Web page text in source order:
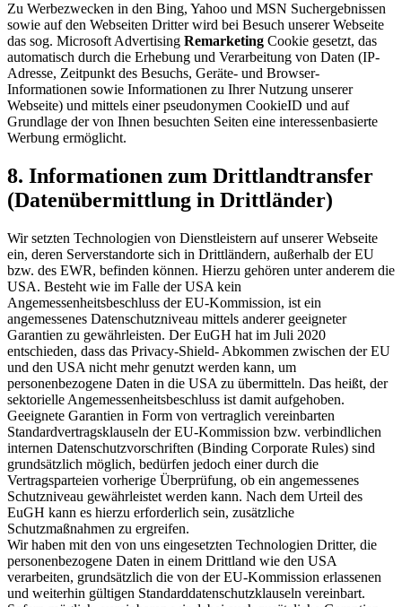
Zu Werbezwecken in den Bing, Yahoo und MSN Suchergebnissen
sowie auf den Webseiten Dritter wird bei Besuch unserer Webseite
das sog. Microsoft Advertising Remarketing Cookie gesetzt, das
automatisch durch die Erhebung und Verarbeitung von Daten (IP-
Adresse, Zeitpunkt des Besuchs, Geräte- und Browser-
Informationen sowie Informationen zu Ihrer Nutzung unserer
Webseite) und mittels einer pseudonymen CookieID und auf
Grundlage der von Ihnen besuchten Seiten eine interessenbasierte
Werbung ermöglicht.
8. Informationen zum Drittlandtransfer
(Datenübermittlung in Drittländer)
Wir setzten Technologien von Dienstleistern auf unserer Webseite
ein, deren Serverstandorte sich in Drittländern, außerhalb der EU
bzw. des EWR, befinden können. Hierzu gehören unter anderem die
USA. Besteht wie im Falle der USA kein
Angemessenheitsbeschluss der EU-Kommission, ist ein
angemessenes Datenschutzniveau mittels anderer geeigneter
Garantien zu gewährleisten. Der EuGH hat im Juli 2020
entschieden, dass das Privacy-Shield- Abkommen zwischen der EU
und den USA nicht mehr genutzt werden kann, um
personenbezogene Daten in die USA zu übermitteln. Das heißt, der
sektorielle Angemessenheitsbeschluss ist damit aufgehoben.
Geeignete Garantien in Form von vertraglich vereinbarten
Standardvertragsklauseln der EU-Kommission bzw. verbindlichen
internen Datenschutzvorschriften (Binding Corporate Rules) sind
grundsätzlich möglich, bedürfen jedoch einer durch die
Vertragsparteien vorherige Überprüfung, ob ein angemessenes
Schutzniveau gewährleistet werden kann. Nach dem Urteil des
EuGH kann es hierzu erforderlich sein, zusätzliche
Schutzmaßnahmen zu ergreifen.
Wir haben mit den von uns eingesetzten Technologien Dritter, die
personenbezogene Daten in einem Drittland wie den USA
verarbeiten, grundsätzlich die von der EU-Kommission erlassenen
und weiterhin gültigen Standarddatenschutzklauseln vereinbart.